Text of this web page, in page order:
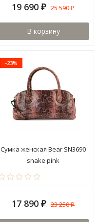
19 690 ₽ 25 590₽
В корзину
-23%
Сумка женская Bear SN3690
snake pink
17 890 ₽ 23 250₽